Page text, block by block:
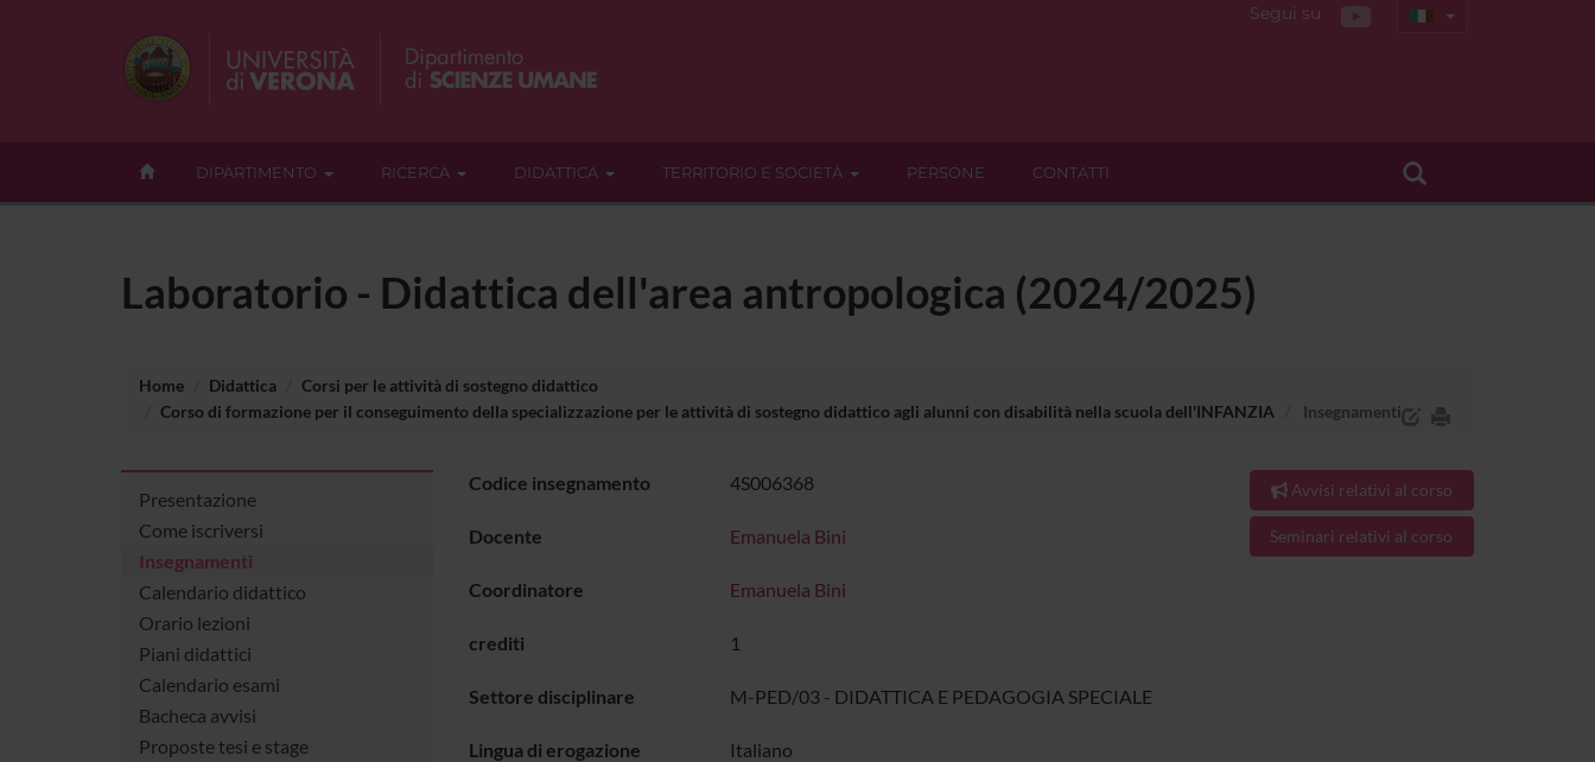
Segui su
DIPARTIMENTO RICERCA DIDATTICA TERRITORIO E SOCIETÀ PERSONE CONTATTI
Laboratorio - Didattica dell'area antropologica (2024/2025)
Home Didattica
Corsi per le attività di sostegno didattico
Corso di formazione per il conseguimento della specializzazione per le attività di sostegno didattico agli alunni con disabilità nella scuola dell'INFANZIA
Insegnamenti
Presentazione
Come iscriversi
Insegnamenti
Calendario didattico
Orario lezioni
Piani didattici
Calendario esami
Bacheca avvisi
Proposte tesi e stage
Codice insegnamento 4S006368
Docente Emanuela Bini
Coordinatore Emanuela Bini
crediti 1
Settore disciplinare M-PED/03 - DIDATTICA E PEDAGOGIA SPECIALE
Lingua di erogazione Italiano
Avvisi relativi al corso
Seminari relativi al corso